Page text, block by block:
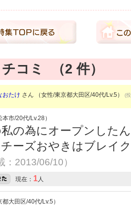
コミ （2 件）
おたけ さん （女性/東京都大田区/40代/Lv.5） (
市/20代/Lv.28）
の為にオープンした
ーズおやきはブレイ
2013/06/10）
現在： 1人
大田区/40代/Lv.5）